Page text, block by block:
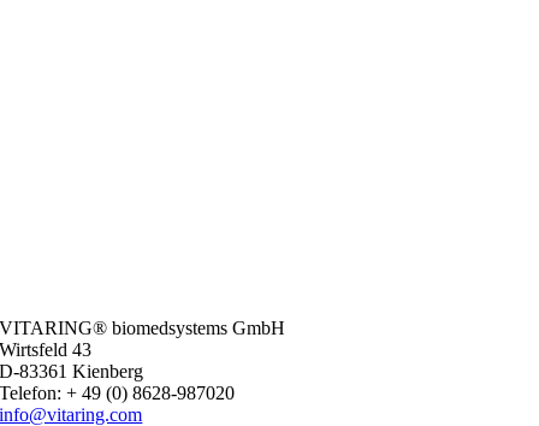
VITARING® biomedsystems GmbH
Wirtsfeld 43
D-83361 Kienberg
Telefon: + 49 (0) 8628-987020
info@vitaring.com